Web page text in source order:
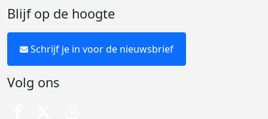
Blijf op de hoogte
Schrijf je in voor de nieuwsbrief
Volg ons